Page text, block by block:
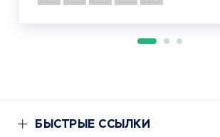
БЫСТРЫЕ ССЫЛКИ